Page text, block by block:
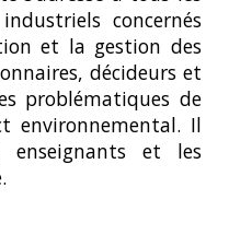
concernés
et la gestion des
décideurs et
problématiques de
environnemental. Il
enseignants et les